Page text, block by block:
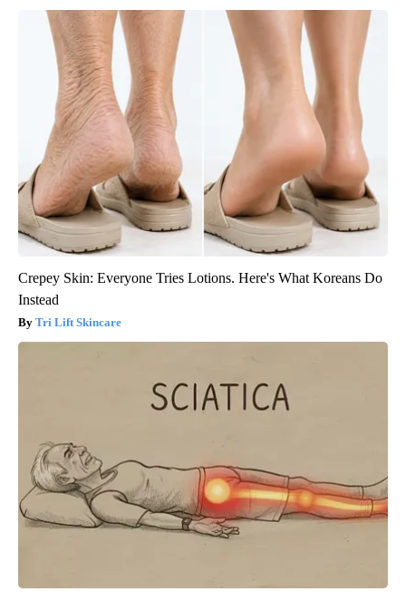
Crepey Skin: Everyone Tries Lotions. Here's What Koreans Do
Instead
Tri Lift Skincare